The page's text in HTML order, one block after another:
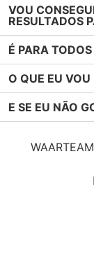
VOU
RESULTADOS
É PARA
O QUE EU
E SE EU NÃO